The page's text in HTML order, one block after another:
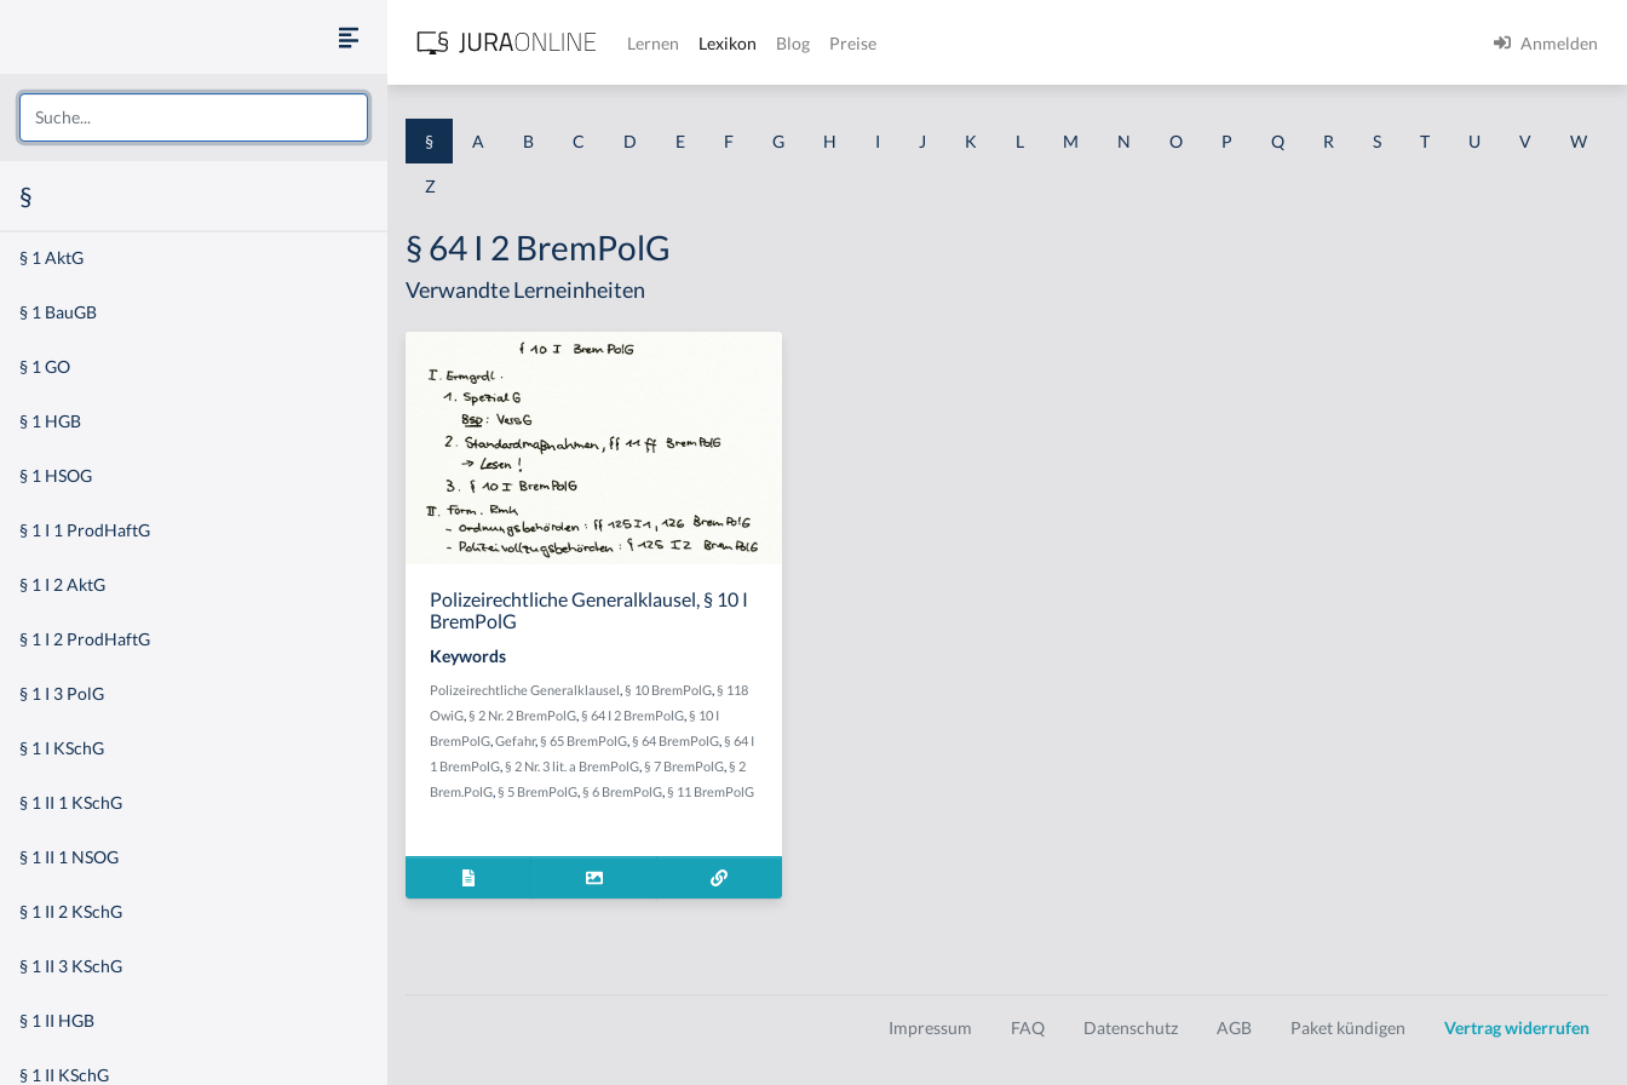
§
§ 1 AktG
§ 1 BauGB
§ 1 GO
§ 1 HGB
§ 1 HSOG
§ 1 I 1 ProdHaftG
§ 1 I 2 AktG
§ 1 I 2 ProdHaftG
§ 1 I 3 PolG
§ 1 I KSchG
§ 1 II 1 KSchG
§ 1 II 1 NSOG
§ 1 II 2 KSchG
§ 1 II 3 KSchG
§ 1 II HGB
§ 1 II KSchG
Lernen Lexikon Blog Preise Anmelden
§ A B C D E F G H I J K L M N O P Q R S T U V W
Z
§ 64 I 2 BremPolG
Verwandte Lerneinheiten
Polizeirechtliche Generalklausel, § 10 I
BremPolG
Keywords
Polizeirechtliche Generalklausel,§ 10 BremPolG,§ 118
OwiG,§ 2 Nr. 2 BremPolG,§ 64 I 2 BremPolG,§ 10 I
BremPolG,Gefahr,§ 65 BremPolG,§ 64 BremPolG,§ 64 I
1 BremPolG,§ 2 Nr. 3 lit. a BremPolG,§ 7 BremPolG,§ 2
Brem.PolG,§ 5 BremPolG,§ 6 BremPolG,§ 11 BremPolG
Impressum FAQ Datenschutz AGB Paket kündigen Vertrag widerrufen